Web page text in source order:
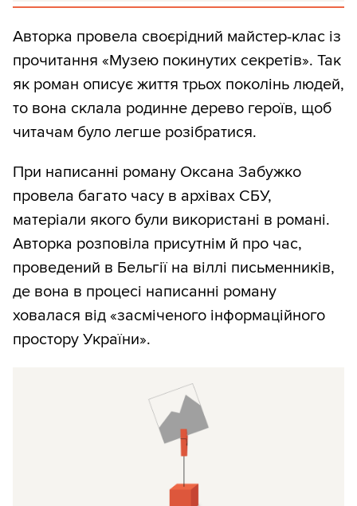
Авторка провела своєрідний майстер-клас із
прочитання «Музею покинутих секретів». Так
як роман описує життя трьох поколінь людей,
то вона склала родинне дерево героїв, щоб
читачам було легше розібратися.
При написанні роману Оксана Забужко
провела багато часу в архівах СБУ,
матеріали якого були використані в романі.
Авторка розповіла присутнім й про час,
проведений в Бельгії на віллі письменників,
де вона в процесі написанні роману
ховалася від «засміченого інформаційного
простору України».